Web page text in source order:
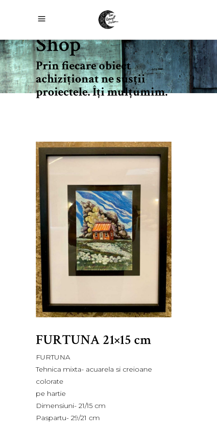
Shop
Prin fiecare obiect
achiziţionat ne susţii
proiectele. Îţi mulţumim.
FURTUNA 21×15 cm
FURTUNA
Tehnica mixta- acuarela si creioane
colorate
pe hartie
Dimensiuni- 21/15 cm
Paspartu- 29/21 cm